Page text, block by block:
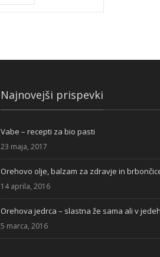
Najnovejši prispevki
Vabe – recepti za bio pasti
23 maja, 2017
Orehovo olje, balzam za zdravje in
14 aprila, 2016
Orehova jedrca – slastna že sama ali v jedeh
5 marca, 2016